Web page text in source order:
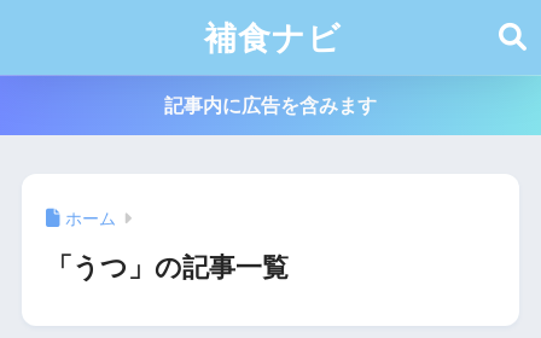
補食ナビ
記事内に広告を含みます
ホーム
「うつ」の記事一覧